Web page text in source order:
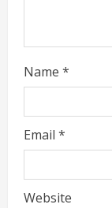
Name *
Email *
Website